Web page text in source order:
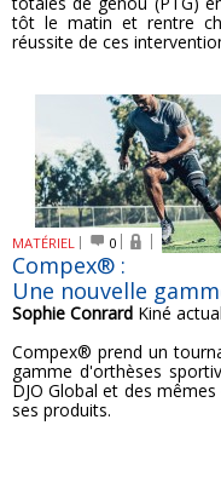
tôt le matin et rentre
réussite de ces
MATÉRIEL 0
Compex® :
Une nouvelle
Sophie Conrard Kiné
Compex® prend un
gamme d'orthèses
DJO Global et des
ses produits.